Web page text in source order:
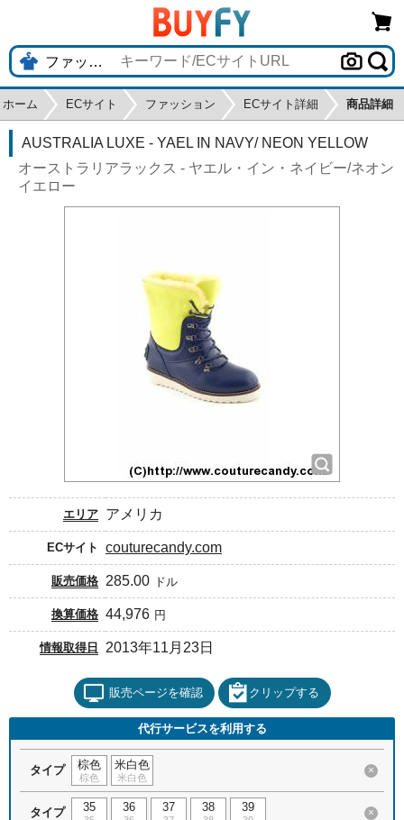
ホーム ECサイト ファッション ECサイト詳細 商品詳細
AUSTRALIA LUXE - YAEL IN NAVY/ NEON YELLOW
オーストラリアラックス - ヤエル・イン・ネイビー/ネオン
イエロー
エリア アメリカ
ECサイト couturecandy.com
販売価格 285.00 ドル
換算価格 44,976 円
情報取得日 2013年11月23日
販売ページを確認 クリップする
代行サービスを利用する
タイプ 棕色
棕色
米白色
米白色
×
タイプ 35 36 37 38 39 ×